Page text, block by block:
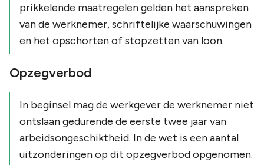
prikkelende maatregelen gelden het aanspreken
van de werknemer, schriftelijke waarschuwingen
en het opschorten of stopzetten van loon.
Opzegverbod
In beginsel mag de werkgever de werknemer niet
ontslaan gedurende de eerste twee jaar van
arbeidsongeschiktheid. In de wet is een aantal
uitzonderingen op dit opzegverbod opgenomen.